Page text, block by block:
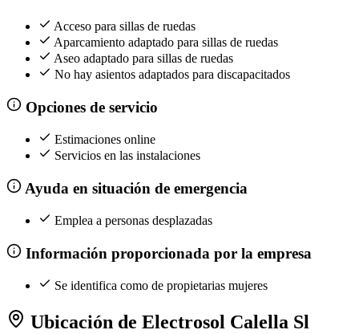
Acceso para sillas de ruedas
Aparcamiento adaptado para sillas de ruedas
Aseo adaptado para sillas de ruedas
No hay asientos adaptados para discapacitados
Opciones de servicio
Estimaciones online
Servicios en las instalaciones
Ayuda en situación de emergencia
Emplea a personas desplazadas
Información proporcionada por la empresa
Se identifica como de propietarias mujeres
Ubicación de Electrosol Calella Sl